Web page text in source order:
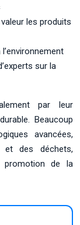
les produits
sur la
par leur
Beaucoup
avancées,
et des déchets,
promotion de la